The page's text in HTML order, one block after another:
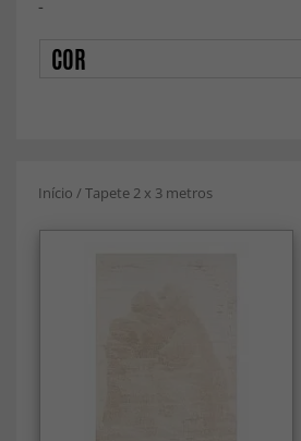
-
COR
Início /Tapete 2 x 3 metros